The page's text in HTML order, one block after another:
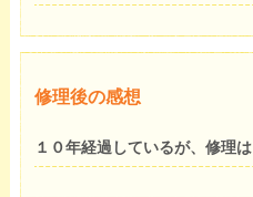
修理後の感想
１０年経過しているが、修理